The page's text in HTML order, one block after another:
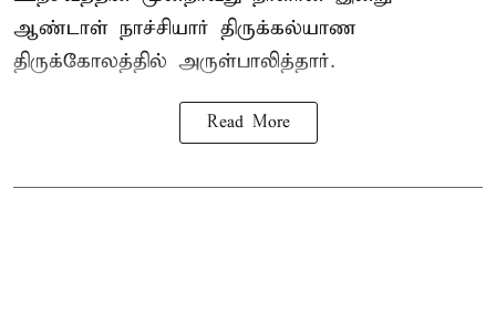
ஆண்டாள் நாச்சியார் திருக்கல்யாண
திருக்கோலத்தில் அருள்பாலித்தார்.
Read More